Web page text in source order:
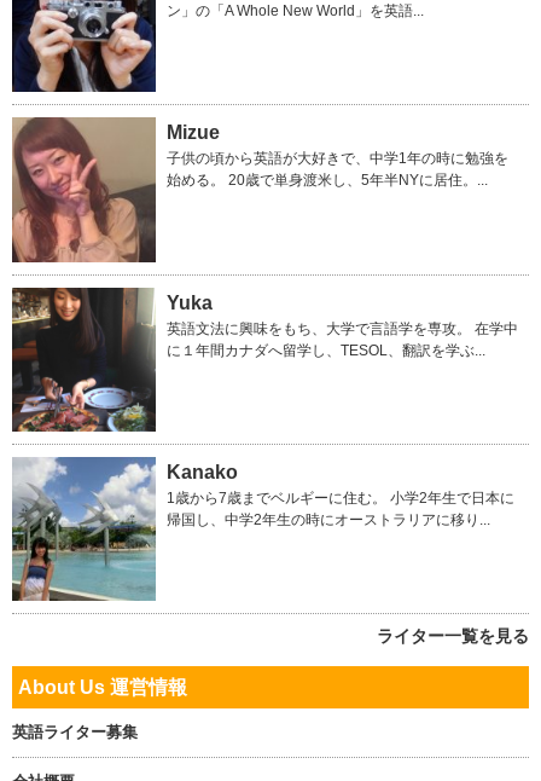
ン」の「A Whole New World」を英語...
Mizue
子供の頃から英語が大好きで、中学1年の時に勉強を
始める。 20歳で単身渡米し、5年半NYに居住。...
Yuka
英語文法に興味をもち、大学で言語学を専攻。 在学中
に１年間カナダへ留学し、TESOL、翻訳を学ぶ...
Kanako
1歳から7歳までベルギーに住む。 小学2年生で日本に
帰国し、中学2年生の時にオーストラリアに移り...
ライター一覧を見る
About Us 運営情報
英語ライター募集